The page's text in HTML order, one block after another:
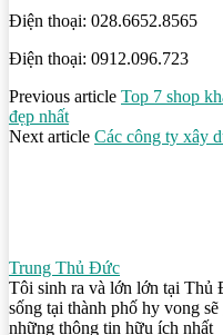
Điện thoại: 028.6652.8565
Điện thoại: 0912.096.723
Previous article Top 7 shop
đẹp nhất
Next article Các công ty xây
Trung Thủ Đức
Tôi sinh ra và lớn lớn tại Thủ
sống tại thành phố hy vong
những thông tin hữu ích nhất